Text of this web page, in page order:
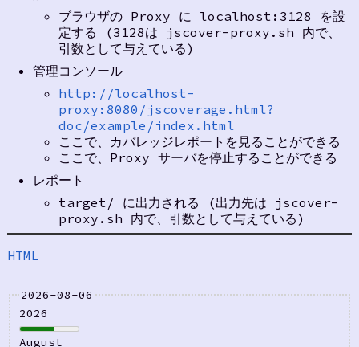
2026-08-06
2026
August
ブラウザの Proxy に localhost:3128 を設
定する (3128は jscover-proxy.sh 内で、
引数として与えている)
管理コンソール
http://localhost-
proxy:8080/jscoverage.html?
doc/example/index.html
ここで、カバレッジレポートを見ることができる
ここで、Proxy サーバを停止することができる
レポート
target/ に出力される (出力先は jscover-
proxy.sh 内で、引数として与えている)
HTML